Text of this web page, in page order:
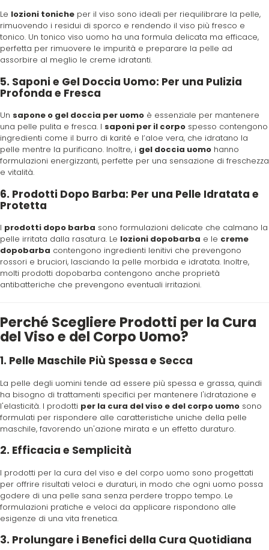
Tigi
Tondeo
Toppik
Uppercut
vanta
Vitality's
W-X
WAHL
Wetbrush
WOODY'S
Xanitalia
Le lozioni toniche per il viso sono ideali per riequilibrare la pelle,
rimuovendo i residui di sporco e rendendo il viso più fresco e
tonico. Un tonico viso uomo ha una formula delicata ma efficace,
perfetta per rimuovere le impurità e preparare la pelle ad
assorbire al meglio le creme idratanti.
5. Saponi e Gel Doccia Uomo: Per una Pulizia
Profonda e Fresca
Un sapone o gel doccia per uomo è essenziale per mantenere
una pelle pulita e fresca. I saponi per il corpo spesso contengono
ingredienti come il burro di karité e l’aloe vera, che idratano la
pelle mentre la purificano. Inoltre, i gel doccia uomo hanno
formulazioni energizzanti, perfette per una sensazione di freschezza
e vitalità.
6. Prodotti Dopo Barba: Per una Pelle Idratata e
Protetta
I prodotti dopo barba sono formulazioni delicate che calmano la
pelle irritata dalla rasatura. Le lozioni dopobarba e le creme
dopobarba contengono ingredienti lenitivi che prevengono
rossori e bruciori, lasciando la pelle morbida e idratata. Inoltre,
molti prodotti dopobarba contengono anche proprietà
antibatteriche che prevengono eventuali irritazioni.
Perché Scegliere Prodotti per la Cura
del Viso e del Corpo Uomo?
1. Pelle Maschile Più Spessa e Secca
La pelle degli uomini tende ad essere più spessa e grassa, quindi
ha bisogno di trattamenti specifici per mantenere l'idratazione e
l'elasticità. I prodotti per la cura del viso e del corpo uomo sono
formulati per rispondere alle caratteristiche uniche della pelle
maschile, favorendo un'azione mirata e un effetto duraturo.
2. Efficacia e Semplicità
I prodotti per la cura del viso e del corpo uomo sono progettati
per offrire risultati veloci e duraturi, in modo che ogni uomo possa
godere di una pelle sana senza perdere troppo tempo. Le
formulazioni pratiche e veloci da applicare rispondono alle
esigenze di una vita frenetica.
3. Prolungare i Benefici della Cura Quotidiana